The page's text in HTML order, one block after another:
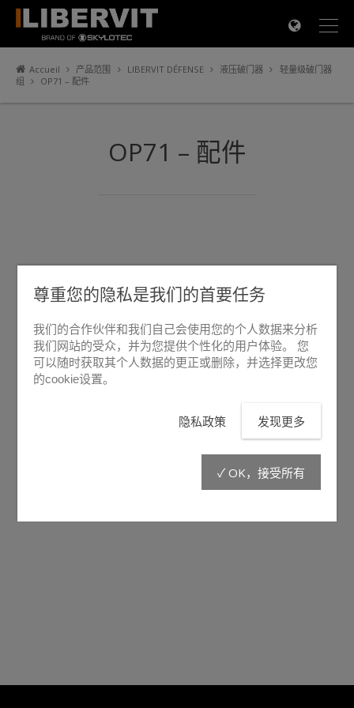
Accueil 产品范围 LIBERVIT DÉFENSE 液压破门器
轻量级破门器
组
OP71 – 配件
OP71 – 配件
×
尊重您的隐私是我们的首要任务
我们的合作伙伴和我们自己会使用您的个人数据来分析
我们网站的受众，并为您提供个性化的用户体验。 您
可以随时获取其个人数据的更正或删除，并选择更改您
的cookie设置。
隐私政策 发现更多
✓ OK，接受所有